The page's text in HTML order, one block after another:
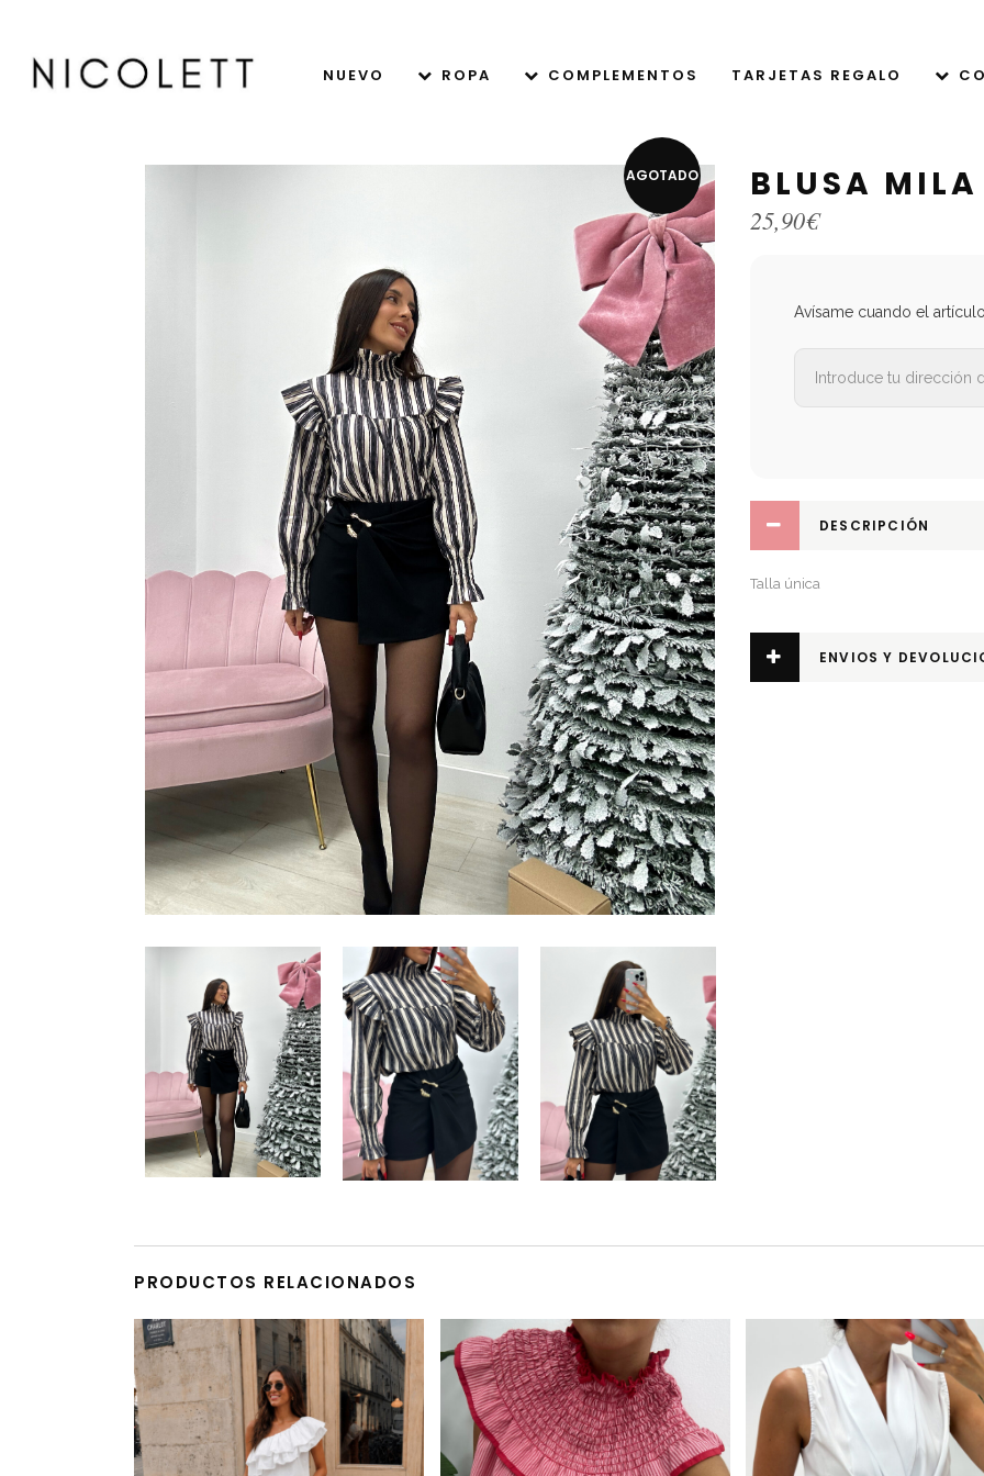
NUEVO ROPA COMPLEMENTOS TARJETAS REGALO
AGOTADO BLUSA MILA
25,90€
Avísame cuando el
DESCRIPCIÓN
Talla única
ENVIOS Y
PRODUCTOS RELACIONADOS
Este producto tiene múltiples variantes. Las opciones se pueden elegir en la página de producto